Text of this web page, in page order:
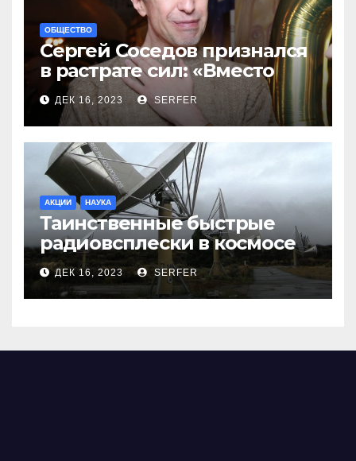
ОБЩЕСТВО
Сергей Соседов признался
в растрате сил: «Вместо
меня взяли Пригожина»
ДЕК 16, 2023 SERFER
АКЦИИ НАУКА
Таинственные быстрые
радиовсплески в космосе
сделались все более
странными
ДЕК 16, 2023 SERFER